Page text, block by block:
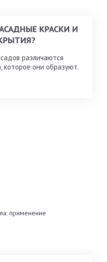
КРАСКИ И
различаются
которое они образуют.